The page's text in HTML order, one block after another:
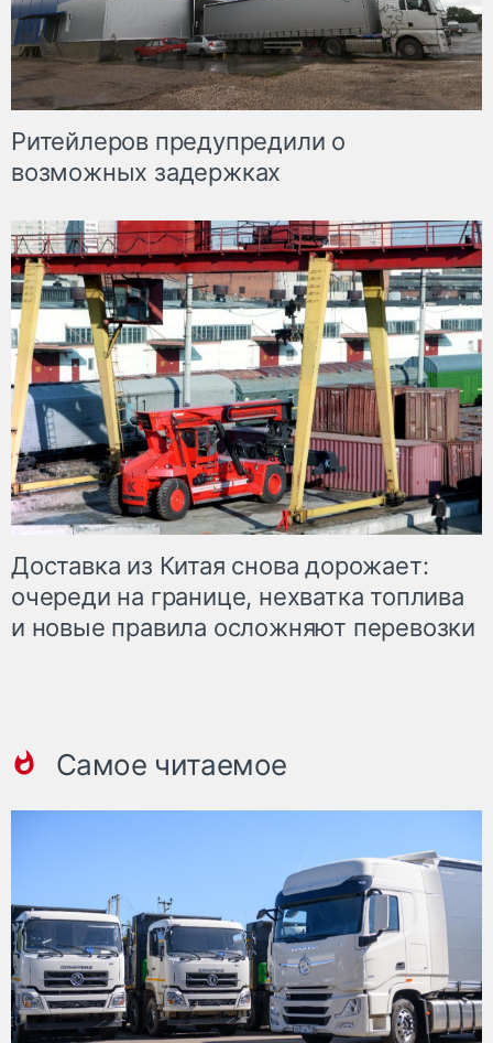
Ритейлеров предупредили о
возможных задержках
Доставка из Китая снова дорожает:
очереди на границе, нехватка топлива
и новые правила осложняют перевозки
Самое читаемое